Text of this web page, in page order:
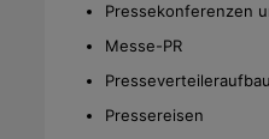
Pressekonferenzen
Messe-PR
Pressereisen